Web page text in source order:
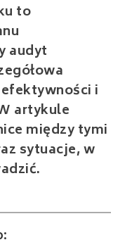
to
audyt
i
artykule
między tymi
sytuacje, w